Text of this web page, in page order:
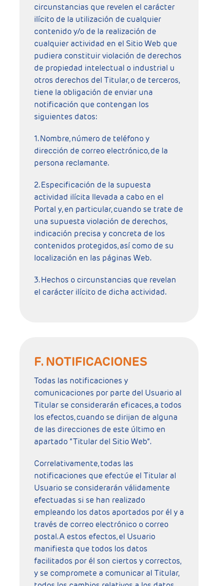
circunstancias que revelen el carácter
ilícito de la utilización de cualquier
contenido y/o de la realización de
cualquier actividad en el Sitio Web que
pudiera constituir violación de derechos
de propiedad intelectual o industrial u
otros derechos del Titular, o de terceros,
tiene la obligación de enviar una
notificación que contengan los
siguientes datos:
1. Nombre, número de teléfono y
dirección de correo electrónico, de la
persona reclamante.
2. Especificación de la supuesta
actividad ilícita llevada a cabo en el
Portal y, en particular, cuando se trate de
una supuesta violación de derechos,
indicación precisa y concreta de los
contenidos protegidos, así como de su
localización en las páginas Web.
3. Hechos o circunstancias que revelan
el carácter ilícito de dicha actividad.
F. NOTIFICACIONES
Todas las notificaciones y
comunicaciones por parte del Usuario al
Titular se considerarán eficaces, a todos
los efectos, cuando se dirijan de alguna
de las direcciones de este último en
apartado “Titular del Sitio Web”.
Correlativamente, todas las
notificaciones que efectúe el Titular al
Usuario se considerarán válidamente
efectuadas si se han realizado
empleando los datos aportados por él y a
través de correo electrónico o correo
postal. A estos efectos, el Usuario
manifiesta que todos los datos
facilitados por él son ciertos y correctos,
y se compromete a comunicar al Titular,